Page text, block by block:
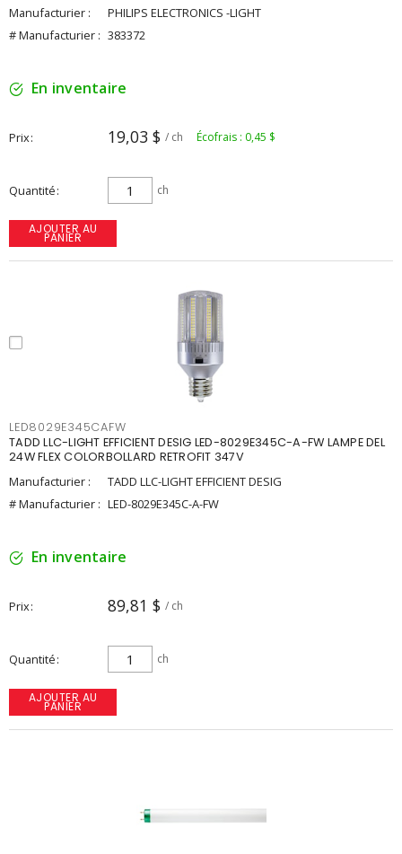
Manufacturier :
PHILIPS ELECTRONICS -LIGHT
# Manufacturier : 383372
En inventaire
Prix 19,03 $ / ch Écofrais : 0,45 $
Quantité ch
AJOUTER AU
PANIER
LED8029E345CAFW
TADD LLC-LIGHT EFFICIENT DESIG LED-8029E345C-A-FW LAMPE DEL
24W FLEX COLORBOLLARD RETROFIT 347V
Manufacturier :
TADD LLC-LIGHT EFFICIENT DESIG
# Manufacturier : LED-8029E345C-A-FW
En inventaire
Prix 89,81 $ / ch
Quantité ch
AJOUTER AU
PANIER